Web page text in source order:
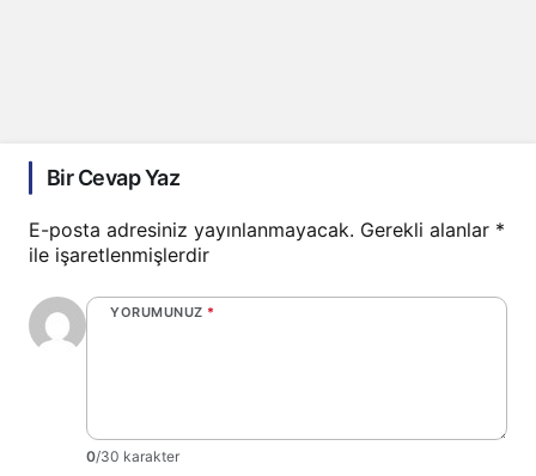
Bir Cevap Yaz
E-posta adresiniz yayınlanmayacak. Gerekli alanlar *
ile işaretlenmişlerdir
YORUMUNUZ *
0/30 karakter